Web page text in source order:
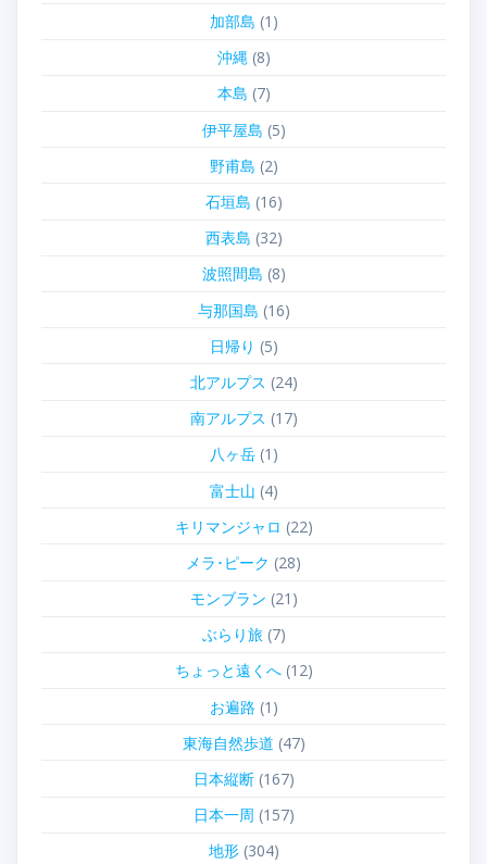
加部島 (1)
沖縄(8)
本島 (7)
伊平屋島 (5)
野甫島 (2)
石垣島 (16)
西表島 (32)
波照間島 (8)
与那国島 (16)
日帰り (5)
北アルプス (24)
南アルプス (17)
八ヶ岳(1)
富士山 (4)
キリマンジャロ (22)
メラ･ピーク (28)
モンブラン (21)
ぶらり旅(7)
ちょっと遠くへ(12)
お遍路 (1)
東海自然歩道 (47)
日本縦断(167)
日本一周 (157)
地形(304)